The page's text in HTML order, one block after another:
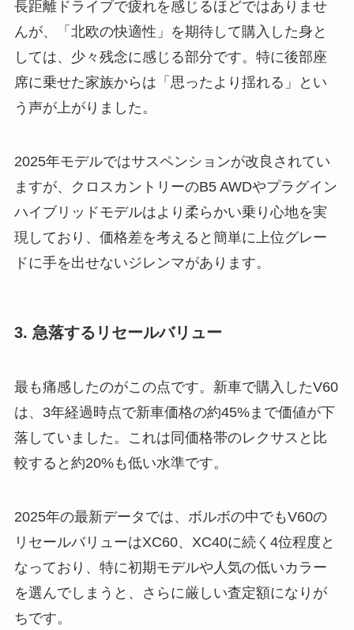
長距離ドライブで疲れを感じるほどではありませ
んが、「北欧の快適性」を期待して購入した身と
しては、少々残念に感じる部分です。特に後部座
席に乗せた家族からは「思ったより揺れる」とい
う声が上がりました。
2025年モデルではサスペンションが改良されてい
ますが、クロスカントリーのB5 AWDやプラグイン
ハイブリッドモデルはより柔らかい乗り心地を実
現しており、価格差を考えると簡単に上位グレー
ドに手を出せないジレンマがあります。
3. 急落するリセールバリュー
最も痛感したのがこの点です。新車で購入したV60
は、3年経過時点で新車価格の約45%まで価値が下
落していました。これは同価格帯のレクサスと比
較すると約20%も低い水準です。
2025年の最新データでは、ボルボの中でもV60の
リセールバリューはXC60、XC40に続く4位程度と
なっており、特に初期モデルや人気の低いカラー
を選んでしまうと、さらに厳しい査定額になりが
ちです。